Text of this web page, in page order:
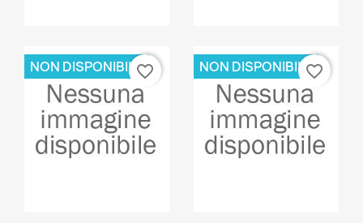
NON DISPONIBILEfavorite_border NON DISPONIBILEfavorite_border